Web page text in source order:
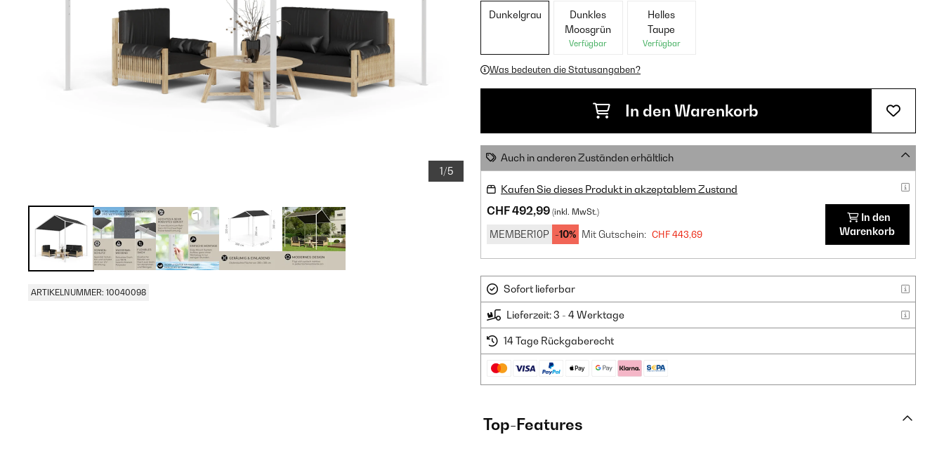
1/5
ARTIKELNUMMER: 10040098
Dunkelgrau
Dunkles
Moosgrün
Verfügbar
Helles
Taupe
Verfügbar
Was bedeuten die Statusangaben?
In den Warenkorb
Auch in anderen Zuständen erhältlich
Kaufen Sie dieses Produkt in akzeptablem Zustand
CHF 492,99 (inkl. MwSt.)
MEMBER10P -10% Mit Gutschein: CHF 443,69
In den
Warenkorb
Sofort lieferbar
Lieferzeit: 3 - 4 Werktage
14 Tage Rückgaberecht
Top-Features